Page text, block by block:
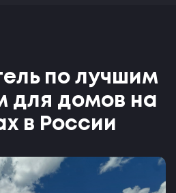
по лучшим
для домов на
в России